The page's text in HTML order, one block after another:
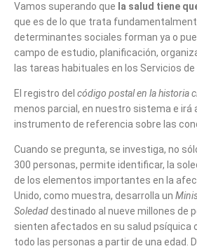
Vamos superando que la salud tiene
que es de lo que trata
determinantes sociales forman ya o
campo de estudio, planificación,
las tareas habituales en los Servicios de
El registro del código postal en la historia
menos parcial, en nuestro sistema e irá
instrumento de referencia sobre las
Cuando se pregunta, se investiga, no
300 personas, permite identificar, la
de los elementos importantes en la
Unido, como muestra, desarrolla un
Soledad destinado al nueve millones de
sienten afectados en su salud psíquica
todo las personas a partir de una edad.